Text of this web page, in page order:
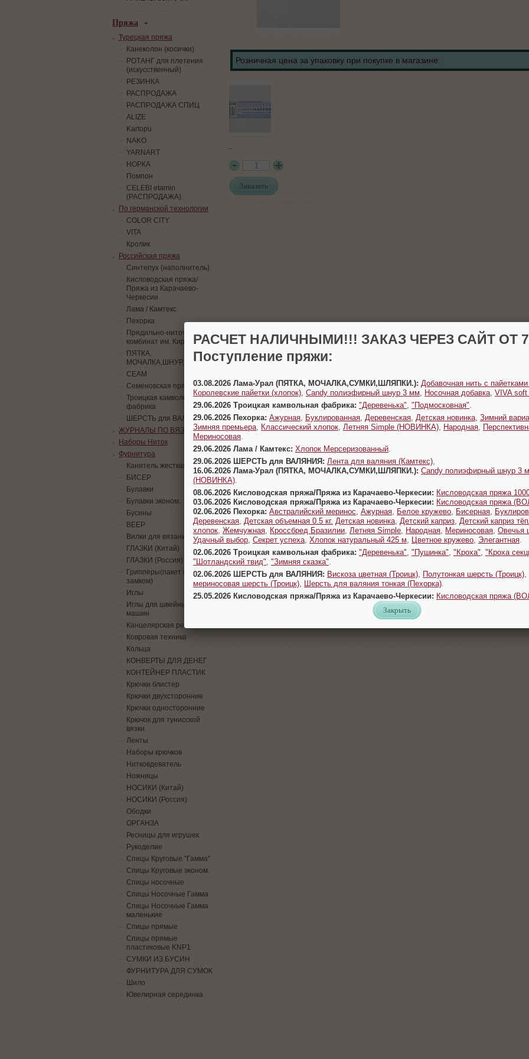
Розничная цена за упаковку при покупке в магазине:
-
Заказать
Пряжа
Турецкая пряжа
Канеколон (косички)
РОТАНГ для плетения
(искусственный)
PЕЗИНКА
РАСПРОДАЖА
РАСПРОДАЖА СПИЦ
ALIZE
Kartopu
NAKO
YARNART
НОРКА
Помпон
СELEBI etamin
(РАСПРОДАЖА)
По германской технологии
COLOR CITY
VITA
Кролик
Российская пряжа
Синтепух (наполнитель)
Кисловодская пряжа/
Пряжа из Карачаево-
Черкесии
Лама / Камтекс
Пехорка
Прядильно-ниточный
комбинат им. Кирова
ПЯТКА,
МОЧАЛКА,ШНУР,ПАЙЕТКИ
СЕАМ
Семеновская пряжа
Троицкая камвольная
фабрика
ШЕРСТЬ для ВАЛЯНИЯ
ЖУРНАЛЫ ПО ВЯЗАНИЮ
Наборы Ниток
Фурнитура
Канитель жесткая
БИСЕР
Булавки
Булавки эконом.
Бусины
ВЕЕР
Вилки для вязания
ГЛАЗКИ (Китай)
ГЛАЗКИ (Россия)
Грипперы(пакет с
замком)
Иглы
Иглы для швейных
машин
Канцелярская резинка
Ковровая техника
Кольца
КОНВЕРТЫ ДЛЯ ДЕНЕГ
КОНТЕЙНЕР ПЛАСТИК
Крючки блистер
Крючки двухсторонние
Крючки односторонние
Крючок для тунисской
вязки
Ленты
Наборы крючков
Нитковдеватель
Ножницы
НОСИКИ (Китай)
НОСИКИ (Россия)
Ободки
ОРГАНЗА
Ресницы для игрушек
Рукоделие
Спицы Круговые "Гамма"
Спицы Круговые эконом.
Спицы носочные
Спицы Носочные Гамма
Спицы Носочные Гамма
маленькие
Спицы прямые
Спицы прямые
пластиковые KNP1
СУМКИ ИЗ БУСИН
ФУРНИТУРА ДЛЯ СУМОК
Шило
Ювелирная серединка
РАСЧЕТ НАЛИЧНЫМИ!!! ЗАКАЗ ЧЕРЕЗ САЙТ ОТ
Поступление пряжи:
03.08.2026 Лама-Урал (ПЯТКА, МОЧАЛКА,СУМКИ,ШЛЯПКИ.): Добавочная нить с
Королевские пайетки (хлопок) Candy полиэфирный шнур 3 мм Носочная добавка VIVA
29.06.2026 Троицкая камвольная фабрика: "Деревенька" "Подмосковная"
29.06.2026 Пехорка: Ажурная Буклированная Деревенская Детская новинка Зимний
Зимняя премьера
Классический хлопок Летняя Simple (НОВИНКА) Народная
Мериносовая
29.06.2026 Лама / Камтекс: Хлопок Мерсеризованный
29.06.2026 ШЕРСТЬ для ВАЛЯНИЯ: Лента для валяния (Камтекс)
16.06.2026 Лама-Урал (ПЯТКА, МОЧАЛКА,СУМКИ,ШЛЯПКИ.): Candy полиэфирный шнур 3
(НОВИНКА)
08.06.2026 Кисловодская пряжа/Пряжа из Карачаево-Черкесии: Кисловодская пряжа
03.06.2026 Кисловодская пряжа/Пряжа из Карачаево-Черкесии: Кисловодская пряжа
02.06.2026 Пехорка: Австралийский меринос Ажурная Белое кружево Бисерная
Деревенская Детская объемная 0.5 кг. Детская новинка Детский каприз Детский каприз
хлопок Жемчужная Кроссбред Бразилии Летняя Simple Народная Мериносовая Овечья
Удачный выбор Секрет успеха Хлопок натуральный 425 м Цветное кружево Элегантная
02.06.2026 Троицкая камвольная фабрика: "Деревенька" "Пушинка" "Кроха" "Кроха
"Шотландский твид" "Зимняя сказка"
02.06.2026 ШЕРСТЬ для ВАЛЯНИЯ: Вискоза цветная (Троицк) Полутонкая шерсть (Троицк)
мериносовая шерсть (Троицк)
Шерсть для валяния тонкая (Пехорка)
25.05.2026 Кисловодская пряжа/Пряжа из Карачаево-Черкесии: Кисловодская пряжа
Закрыть